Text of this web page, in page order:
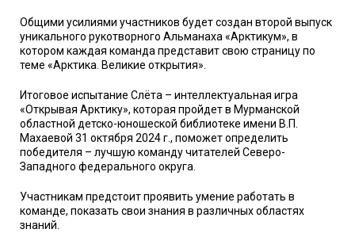
Общими усилиями участников будет создан второй выпуск
уникального рукотворного Альманаха «Арктикум», в
котором каждая команда представит свою страницу по
теме «Арктика. Великие открытия».
Итоговое испытание Слёта – интеллектуальная игра
«Открывая Арктику», которая пройдет в Мурманской
областной детско-юношеской библиотеке имени В.П.
Махаевой 31 октября 2024 г., поможет определить
победителя – лучшую команду читателей Северо-
Западного федерального округа.
Участникам предстоит проявить умение работать в
команде, показать свои знания в различных областях
знаний.